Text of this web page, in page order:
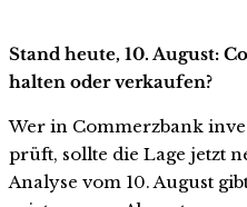
Stand heute, 10. August:
halten oder verkaufen?
Wer in Commerzbank
prüft, sollte die Lage jetzt
Analyse vom 10. August